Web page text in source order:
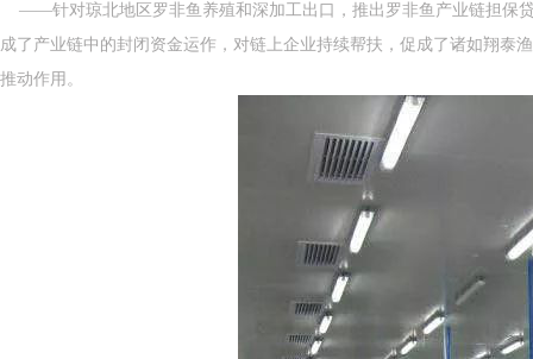
——针对琼北地区罗非鱼养殖和深加工出口，推出罗非鱼产业链担保
成了产业链中的封闭资金运作，对链上企业持续帮扶，促成了诸如翔泰
推动作用。